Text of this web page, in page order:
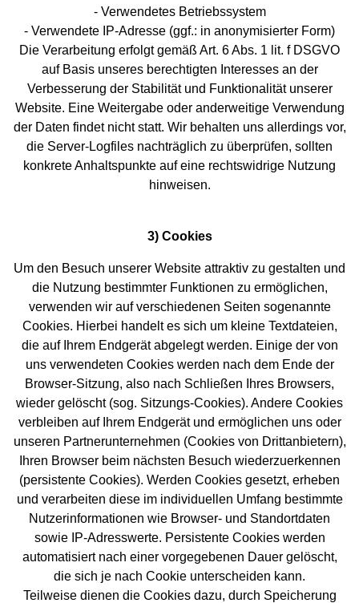
- Verwendetes Betriebssystem
- Verwendete IP-Adresse (ggf.: in anonymisierter Form)
Die Verarbeitung erfolgt gemäß Art. 6 Abs. 1 lit. f DSGVO
auf Basis unseres berechtigten Interesses an der
Verbesserung der Stabilität und Funktionalität unserer
Website. Eine Weitergabe oder anderweitige Verwendung
der Daten findet nicht statt. Wir behalten uns allerdings vor,
die Server-Logfiles nachträglich zu überprüfen, sollten
konkrete Anhaltspunkte auf eine rechtswidrige Nutzung
hinweisen.
3) Cookies
Um den Besuch unserer Website attraktiv zu gestalten und
die Nutzung bestimmter Funktionen zu ermöglichen,
verwenden wir auf verschiedenen Seiten sogenannte
Cookies. Hierbei handelt es sich um kleine Textdateien,
die auf Ihrem Endgerät abgelegt werden. Einige der von
uns verwendeten Cookies werden nach dem Ende der
Browser-Sitzung, also nach Schließen Ihres Browsers,
wieder gelöscht (sog. Sitzungs-Cookies). Andere Cookies
verbleiben auf Ihrem Endgerät und ermöglichen uns oder
unseren Partnerunternehmen (Cookies von Drittanbietern),
Ihren Browser beim nächsten Besuch wiederzuerkennen
(persistente Cookies). Werden Cookies gesetzt, erheben
und verarbeiten diese im individuellen Umfang bestimmte
Nutzerinformationen wie Browser- und Standortdaten
sowie IP-Adresswerte. Persistente Cookies werden
automatisiert nach einer vorgegebenen Dauer gelöscht,
die sich je nach Cookie unterscheiden kann.
Teilweise dienen die Cookies dazu, durch Speicherung